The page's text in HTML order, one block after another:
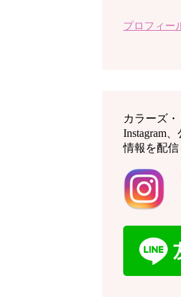
プロフィー
カラーズ
Instagram
情報を配信